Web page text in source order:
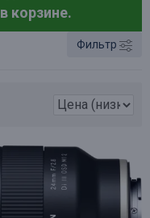
корзине.
Фильтр